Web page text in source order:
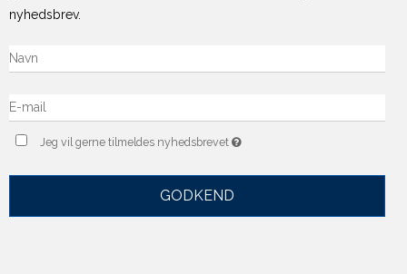
nyhedsbrev.
Jeg vil gerne tilmeldes nyhedsbrevet
GODKEND